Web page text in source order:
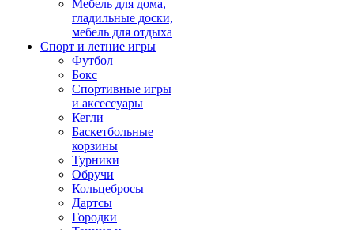
Мебель для дома,
гладильные доски,
мебель для отдыха
Спорт и летние игры
Футбол
Бокс
Спортивные игры
и аксессуары
Кегли
Баскетбольные
корзины
Турники
Обручи
Кольцебросы
Дартсы
Городки